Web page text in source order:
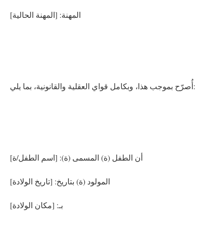
المهنة: [المهنة الحالية]
أُصرّح بموجب هذا، وبكامل قواي العقلية والقانونية، بما يلي:
أن الطفل (ة) المسمى (ة): [اسم الطفل/ة]
المولود (ة) بتاريخ: [تاريخ الولادة]
بـ: [مكان الولادة]